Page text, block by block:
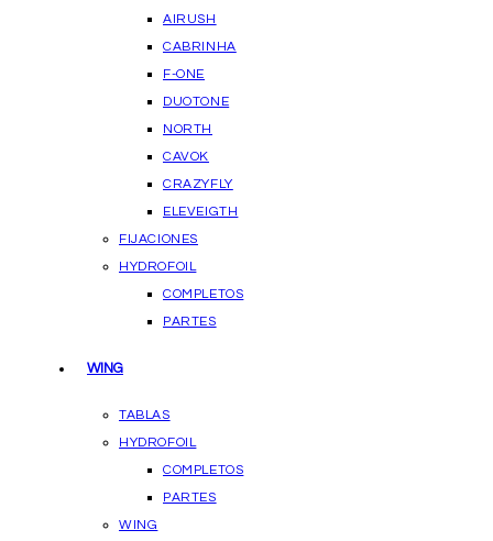
AIRUSH
CABRINHA
F-ONE
DUOTONE
NORTH
CAVOK
CRAZYFLY
ELEVEIGTH
FIJACIONES
HYDROFOIL
COMPLETOS
PARTES
WING
TABLAS
HYDROFOIL
COMPLETOS
PARTES
WING